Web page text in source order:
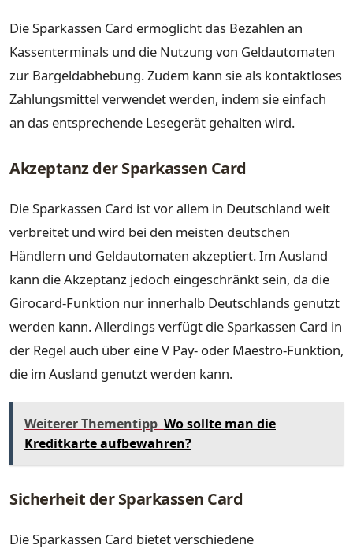
Die Sparkassen Card ermöglicht das Bezahlen an
Kassenterminals und die Nutzung von Geldautomaten
zur Bargeldabhebung. Zudem kann sie als kontaktloses
Zahlungsmittel verwendet werden, indem sie einfach
an das entsprechende Lesegerät gehalten wird.
Akzeptanz der Sparkassen Card
Die Sparkassen Card ist vor allem in Deutschland weit
verbreitet und wird bei den meisten deutschen
Händlern und Geldautomaten akzeptiert. Im Ausland
kann die Akzeptanz jedoch eingeschränkt sein, da die
Girocard-Funktion nur innerhalb Deutschlands genutzt
werden kann. Allerdings verfügt die Sparkassen Card in
der Regel auch über eine V Pay- oder Maestro-Funktion,
die im Ausland genutzt werden kann.
Weiterer Thementipp Wo sollte man die
Kreditkarte aufbewahren?
Sicherheit der Sparkassen Card
Die Sparkassen Card bietet verschiedene